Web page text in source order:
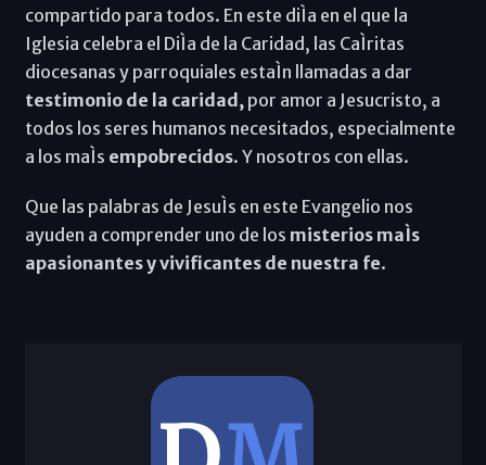
compartido para todos. En este diÌa en el que la
Iglesia celebra el DiÌa de la Caridad, las CaÌritas
diocesanas y parroquiales estaÌn llamadas a dar
testimonio de la caridad,por amor a Jesucristo, a
todos los seres humanos necesitados, especialmente
a los maÌs empobrecidos. Y nosotros con ellas.
Que las palabras de JesuÌs en este Evangelio nos
ayuden a comprender uno de los misterios maÌs
apasionantes y vivificantes de nuestra fe.